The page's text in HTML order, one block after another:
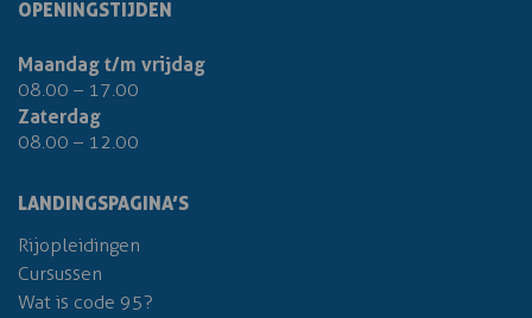
OPENINGSTIJDEN
Maandag t/m vrijdag
08.00 – 17.00
Zaterdag
08.00 – 12.00
LANDINGSPAGINA’S
Rijopleidingen
Cursussen
Wat is code 95?